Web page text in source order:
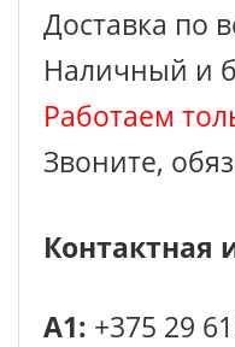
Доставка по
Наличный и
Работаем
Звоните,
A1: +375 29